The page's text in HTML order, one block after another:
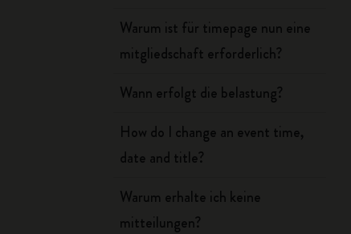
Warum ist für timepage nun eine
mitgliedschaft erforderlich?
Wann erfolgt die belastung?
How do I change an event time,
date and title?
Warum erhalte ich keine
mitteilungen?